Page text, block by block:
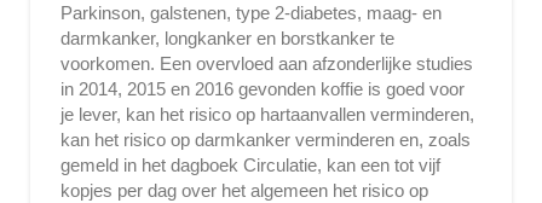
Parkinson, galstenen, type 2-diabetes, maag- en
darmkanker, longkanker en borstkanker te
voorkomen. Een overvloed aan afzonderlijke studies
in 2014, 2015 en 2016 gevonden koffie is goed voor
je lever, kan het risico op hartaanvallen verminderen,
kan het risico op darmkanker verminderen en, zoals
gemeld in het dagboek Circulatie, kan een tot vijf
kopjes per dag over het algemeen het risico op